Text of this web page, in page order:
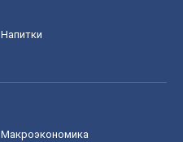
Напитки
Mакроэкономика